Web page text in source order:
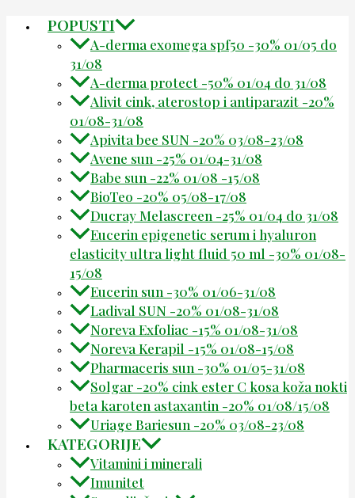
POPUSTI
A-derma exomega spf50 -30% 01/05 do
31/08
A-derma protect -50% 01/04 do 31/08
Alivit cink, aterostop i antiparazit -20%
01/08-31/08
Apivita bee SUN -20% 03/08-23/08
Avene sun -25% 01/04-31/08
Babe sun -22% 01/08 -15/08
BioTeo -20% 05/08-17/08
Ducray Melascreen -25% 01/04 do 31/08
Eucerin epigenetic serum i hyaluron
elasticity ultra light fluid 50 ml -30% 01/08-
15/08
Eucerin sun -30% 01/06-31/08
Ladival SUN -20% 01/08-31/08
Noreva Exfoliac -15% 01/08-31/08
Noreva Kerapil -15% 01/08-15/08
Pharmaceris sun -30% 01/05-31/08
Solgar -20% cink ester C kosa koža nokti
beta karoten astaxantin -20% 01/08/15/08
Uriage Bariesun -20% 03/08-23/08
KATEGORIJE
Vitamini i minerali
Imunitet